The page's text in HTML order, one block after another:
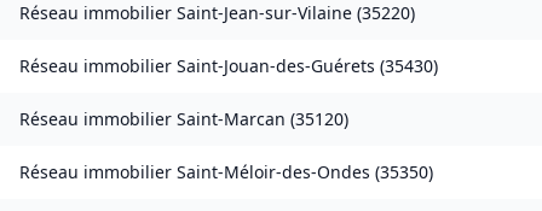
Réseau immobilier Saint-Jean-sur-Vilaine (35220)
Réseau immobilier Saint-Jouan-des-Guérets (35430)
Réseau immobilier Saint-Marcan (35120)
Réseau immobilier Saint-Méloir-des-Ondes (35350)